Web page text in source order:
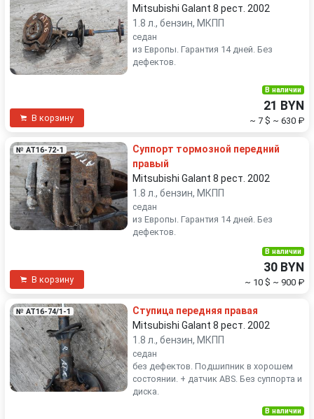
Mitsubishi Galant 8 рест. 2002
1.8 л., бензин, МКПП
седан
из Европы. Гарантия 14 дней. Без
дефектов.
В корзину
В наличии
21 BYN
~ 7 $ ~ 630 ₽
№ AT16-72-1
Суппорт тормозной передний
правый
Mitsubishi Galant 8 рест. 2002
1.8 л., бензин, МКПП
седан
из Европы. Гарантия 14 дней. Без
дефектов.
В корзину
В наличии
30 BYN
~ 10 $ ~ 900 ₽
№ AT16-74/1-1
Ступица передняя правая
Mitsubishi Galant 8 рест. 2002
1.8 л., бензин, МКПП
седан
без дефектов. Подшипник в хорошем
состоянии. + датчик ABS. Без суппорта и
диска.
В наличии